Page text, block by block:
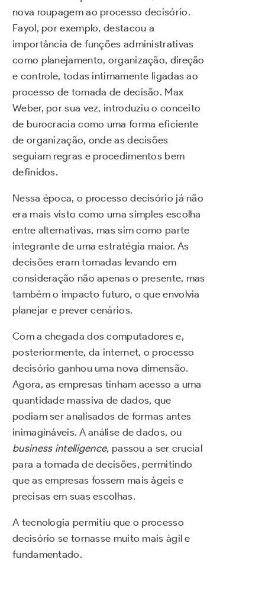
nova roupagem ao processo decisório.
Fayol, por exemplo, destacou a
importância de funções administrativas
como planejamento, organização, direção
e controle, todas intimamente ligadas ao
processo de tomada de decisão. Max
Weber, por sua vez, introduziu o conceito
de burocracia como uma forma eficiente
de organização, onde as decisões
seguiam regras e procedimentos bem
definidos.
Nessa época, o processo decisório já não
era mais visto como uma simples escolha
entre alternativas, mas sim como parte
integrante de uma estratégia maior. As
decisões eram tomadas levando em
consideração não apenas o presente, mas
também o impacto futuro, o que envolvia
planejar e prever cenários.
Com a chegada dos computadores e,
posteriormente, da internet, o processo
decisório ganhou uma nova dimensão.
Agora, as empresas tinham acesso a uma
quantidade massiva de dados, que
podiam ser analisados de formas antes
inimagináveis. A análise de dados, ou
business intelligence, passou a ser crucial
para a tomada de decisões, permitindo
que as empresas fossem mais ágeis e
precisas em suas escolhas.
A tecnologia permitiu que o processo
decisório se tornasse muito mais ágil e
fundamentado.